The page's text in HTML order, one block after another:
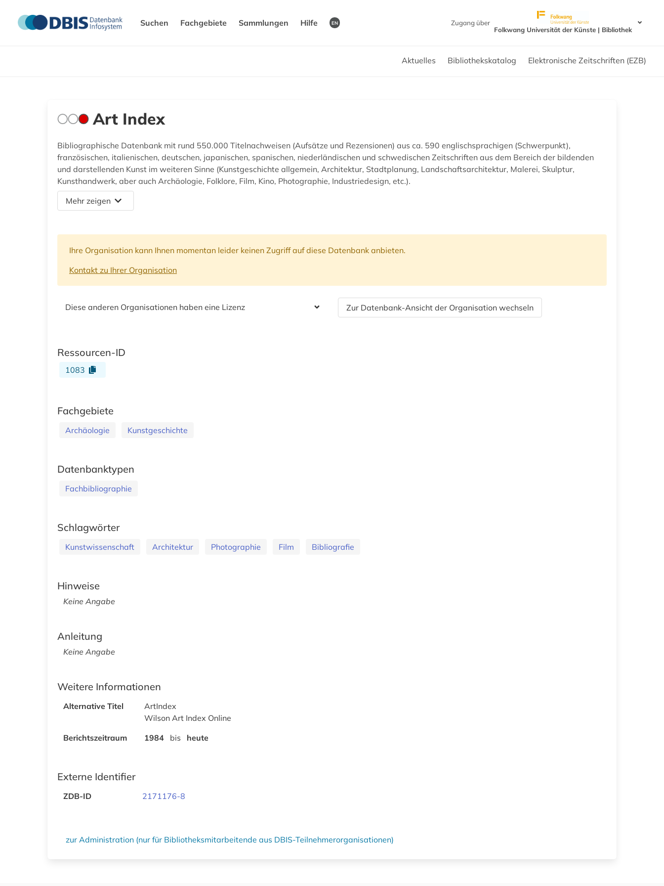
Suchen Fachgebiete Sammlungen Hilfe EN
Zugang über
Folkwang Universität der Künste | Bibliothek
Aktuelles Bibliothekskatalog Elektronische Zeitschriften (EZB)
Art Index
Bibliographische Datenbank mit rund 550.000 Titelnachweisen (Aufsätze und Rezensionen) aus ca. 590 englischsprachigen (Schwerpunkt),
französischen, italienischen, deutschen, japanischen, spanischen, niederländischen und schwedischen Zeitschriften aus dem Bereich der bildenden
und darstellenden Kunst im weiteren Sinne (Kunstgeschichte allgemein, Architektur, Stadtplanung, Landschaftsarchitektur, Malerei, Skulptur,
Kunsthandwerk, aber auch Archäologie, Folklore, Film, Kino, Photographie, Industriedesign, etc.).
Mehr zeigen
Ihre Organisation kann Ihnen momentan leider keinen Zugriff auf diese Datenbank anbieten.
Kontakt zu Ihrer Organisation
Diese anderen Organisationen haben eine Lizenz Zur Datenbank-Ansicht der Organisation wechseln
Ressourcen-ID
1083
Fachgebiete
Archäologie Kunstgeschichte
Datenbanktypen
Fachbibliographie
Schlagwörter
Kunstwissenschaft Architektur Photographie Film Bibliografie
Hinweise
Keine Angabe
Anleitung
Keine Angabe
Weitere Informationen
Alternative Titel
ArtIndex
Wilson Art Index Online
Berichtszeitraum
1984 bis heute
Externe Identifier
ZDB-ID 2171176-8
zur Administration (nur für Bibliotheksmitarbeitende aus DBIS-Teilnehmerorganisationen)